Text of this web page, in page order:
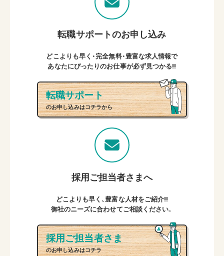
転職サポートのお申し込み
どこよりも早く・完全無料・豊富な求人情報で
あなたにぴったりのお仕事が必ず見つかる!!
転職サポート
のお申し込みはコチラから
採用ご担当者さまへ
どこよりも早く、豊富な人材をご紹介!!
御社のニーズに合わせてご相談ください。
採用ご担当者さま
のお申し込みはコチラ